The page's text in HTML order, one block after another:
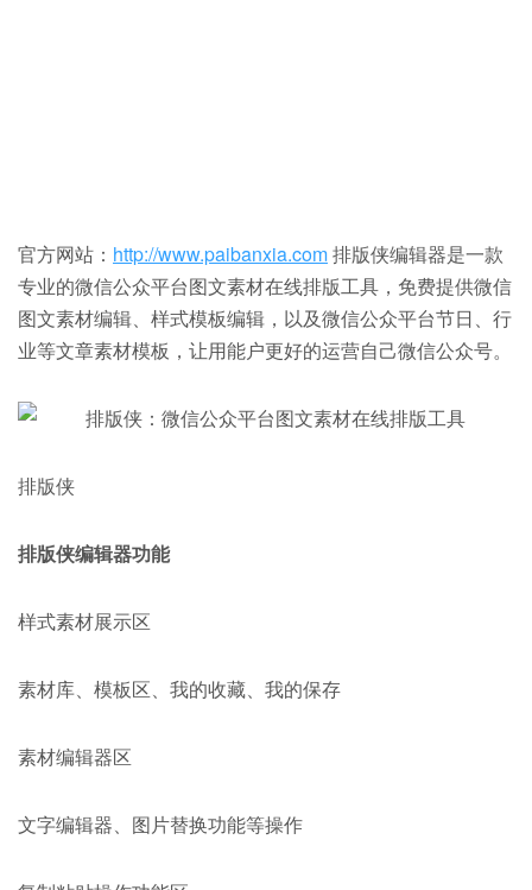
官方网站： http://www.paibanxia.com排版侠编辑器是一款
专业的微信公众平台图文素材在线排版工具，免费提供微信
图文素材编辑、样式模板编辑，以及微信公众平台节日、行
业等文章素材模板，让用能户更好的运营自己微信公众号。
排版侠
排版侠编辑器功能
样式素材展示区
素材库、模板区、我的收藏、我的保存
素材编辑器区
文字编辑器、图片替换功能等操作